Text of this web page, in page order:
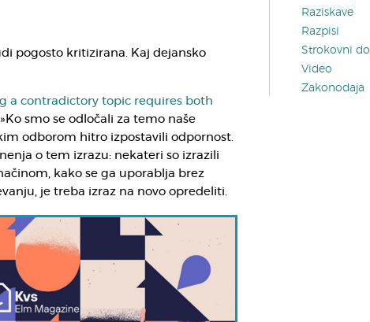
pogosto kritizirana. Kaj dejansko
a contradictory topic requires both
smo se odločali za temo naše
odborom hitro izpostavili odpornost.
o tem izrazu: nekateri so izrazili
kako se ga uporablja brez
je treba izraz na novo opredeliti.
Raziskave
Razpisi
Strokovni
Video
Zakonodaja